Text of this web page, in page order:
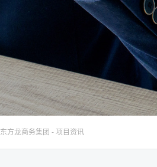
东方龙商务集团 -项目资讯